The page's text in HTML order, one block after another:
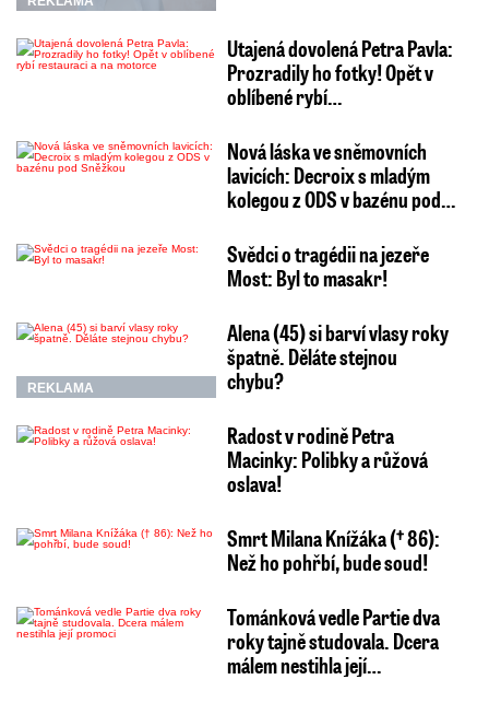
Utajená dovolená Petra Pavla:
Prozradily ho fotky! Opět v
oblíbené rybí…
Nová láska ve sněmovních
lavicích: Decroix s mladým
kolegou z ODS v bazénu pod…
Svědci o tragédii na jezeře
Most: Byl to masakr!
REKLAMA
Alena (45) si barví vlasy roky
špatně. Děláte stejnou
chybu?
Radost v rodině Petra
Macinky: Polibky a růžová
oslava!
Smrt Milana Knížáka († 86):
Než ho pohřbí, bude soud!
Tománková vedle Partie dva
roky tajně studovala. Dcera
málem nestihla její…